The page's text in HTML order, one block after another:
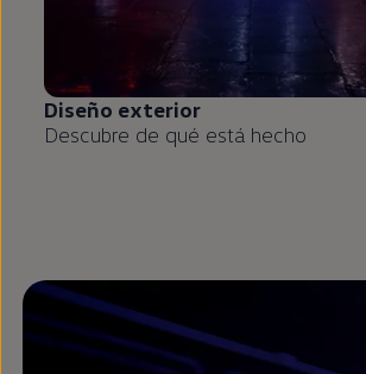
Diseño exterior
Descubre de qué está hecho
Enable fullscreen mode